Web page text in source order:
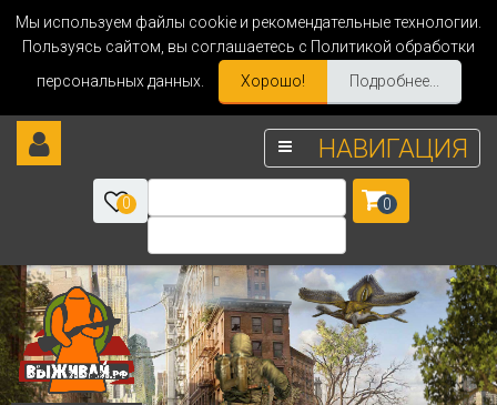
Мы используем файлы cookie и рекомендательные технологии.
Пользуясь сайтом, вы соглашаетесь с Политикой обработки
персональных данных.
Хорошо! Подробнее...
НАВИГАЦИЯ
0 0